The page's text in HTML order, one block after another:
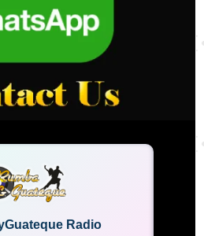
Radio